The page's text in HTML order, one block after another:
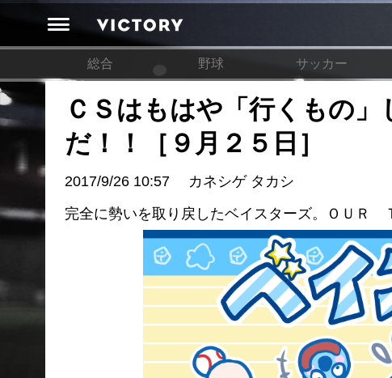
総合 野球 サッカー
ＣＳはもはや「行くもの」
だ！！［９月２５日］
2017/9/26 10:57
カネシゲ タカシ
完全に勢いを取り戻したベイスターズ。ＯＵ